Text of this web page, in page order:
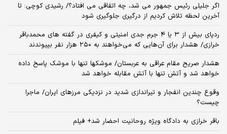
اگر جلیلی رئیس جمهور می شد، چه اتفاقی می افتاد؟/ رشیدی کوچی: تا
آخرین لحظه تلاش کردیم از درگیری جلوگیری شود
ردپای بیش از ۳ یا ۴ جرم جدی امنیتی و کیفری در گفته های محمدباقر
خرازی/ هشدار برای آن‌هایی که می‌خواهند به ۲۵۰ هزار نفر بپیوندند
هشدار صریح مقام عراقی به عربستان/ موشکها تنها با موشک پاسخ داده
خواهد شد و آتش تنها با آتش مقابله خواهد شد
وقوع چندین انفجار و تیراندازی شدید در نزدیکی مرز‌های ایران/ ماجرا
چیست؟
باقر خرازی به دادگاه ویژه روحانیت احضار شد+ فیلم